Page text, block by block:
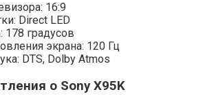
16:9
Direct LED
178 градусов
экрана: 120 Гц
DTS, Dolby Atmos
о Sony X95K